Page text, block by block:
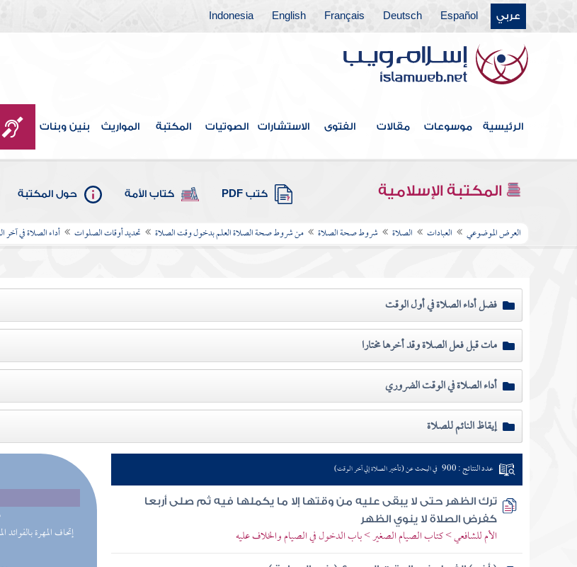
عربي Español
Deutsch
Français
English
Indonesia
الرئيسية موسوعات مقالات الفتوى الاستشارات الصوتيات المكتبة المواريث بنين وبنات
المكتبة الإسلامية كتب PDF كتاب الأمة حول المكتبة
العرض الموضوعي العبادات الصلاة شروط صحة الصلاة من شروط صحة الصلاة العلم بدخول وقت الصلاة تحديد أوقات الصلوات أداء الصلاة في آخر
فضل أداء الصلاة في أول الوقت
مات قبل فعل الصلاة وقد أخرها مختارا
أداء الصلاة في الوقت الضروري
إيقاظ النائم للصلاة
عدد النتائج : 900 في البحث عن (تأخير الصلاة إلي آخر الوقت)
ترك الظهر حتى لا يبقى عليه من وقتها إلا ما يكملها فيه ثم صلى أربعا
كفرض الصلاة لا ينوي الظهر
الأم للشافعي > كتاب الصيام الصغير > باب الدخول في الصيام والخلاف عليه